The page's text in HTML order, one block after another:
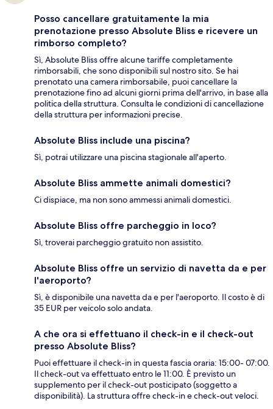
Posso cancellare gratuitamente la mia
prenotazione presso Absolute Bliss e ricevere un
rimborso completo?
Sì, Absolute Bliss offre alcune tariffe completamente
rimborsabili, che sono disponibili sul nostro sito. Se hai
prenotato una camera rimborsabile, puoi cancellare la
prenotazione fino ad alcuni giorni prima dell'arrivo, in base alla
politica della struttura. Consulta le condizioni di cancellazione
della struttura per informazioni precise.
Absolute Bliss include una piscina?
Sì, potrai utilizzare una piscina stagionale all'aperto.
Absolute Bliss ammette animali domestici?
Ci dispiace, ma non sono ammessi animali domestici.
Absolute Bliss offre parcheggio in loco?
Sì, troverai parcheggio gratuito non assistito.
Absolute Bliss offre un servizio di navetta da e per
l'aeroporto?
Sì, è disponibile una navetta da e per l'aeroporto. Il costo è di
35 EUR per veicolo solo andata.
A che ora si effettuano il check-in e il check-out
presso Absolute Bliss?
Puoi effettuare il check-in in questa fascia oraria: 15:00- 07:00.
Il check-out va effettuato entro le 11:00. È previsto un
supplemento per il check-out posticipato (soggetto a
disponibilità). La struttura offre check-in e check-out veloci.